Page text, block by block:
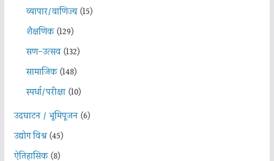
व्यापार/वाणिज्य(15)
शैक्षणिक(129)
सण-उत्सव(132)
सामाजिक(148)
स्पर्धा/परीक्षा(10)
उदघाटन / भूमिपूजन(6)
उद्योग विश्व(45)
ऐतिहासिक(8)